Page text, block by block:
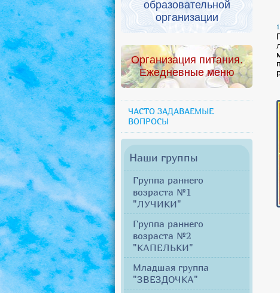
образовательной
организации
Организация питания.
Ежедневные меню
ЧАСТО ЗАДАВАЕМЫЕ
ВОПРОСЫ
Наши группы
Группа раннего
возраста №1
"ЛУЧИКИ"
Группа раннего
возраста №2
"КАПЕЛЬКИ"
Младшая группа
"ЗВЕЗДОЧКА"